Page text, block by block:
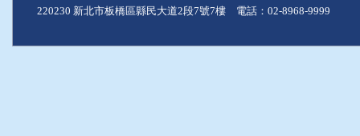
220230 新北市板橋區縣民大道2段7號7樓 電話：02-8968-9999